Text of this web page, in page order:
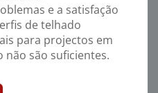
e a satisfação
de telhado
para projectos em
não são suficientes.